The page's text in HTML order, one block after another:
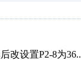
改设置P2-8为